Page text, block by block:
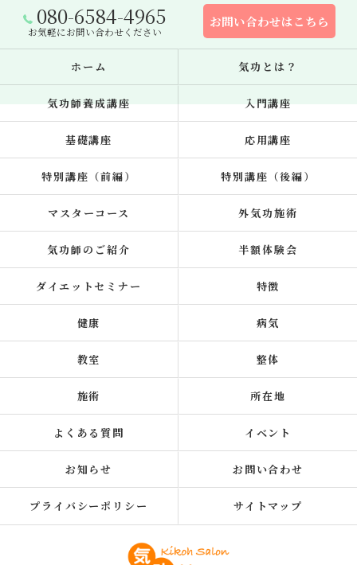
080-6584-4965
お気軽にお問い合わせください
お問い合わせはこちら
ホーム 気功とは？
気功師養成講座 入門講座
基礎講座 応用講座
特別講座（前編） 特別講座（後編）
マスターコース 外気功施術
気功師のご紹介 半額体験会
ダイエットセミナー 特徴
健康 病気
教室 整体
施術 所在地
よくある質問 イベント
お知らせ お問い合わせ
プライバシーポリシー サイトマップ